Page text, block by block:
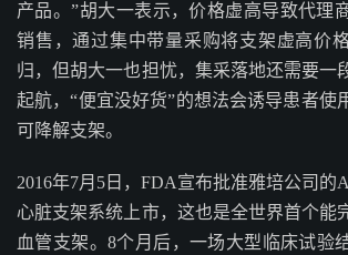
产品。”胡大一表示，价格虚高导致代理
销售，通过集中带量采购将支架虚高价
归，但胡大一也担忧，集采落地还需要一
起航，“便宜没好货”的想法会诱导患者使
可降解支架。
2016年7月5日，FDA宣布批准雅培公司的
心脏支架系统上市，这也是全世界首个能
血管支架。8个月后，一场大型临床试验